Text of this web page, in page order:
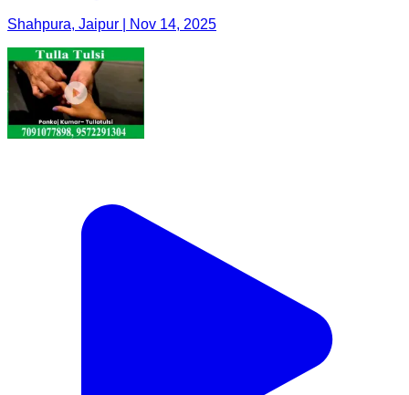
Shahpura, Jaipur | Nov 14, 2025